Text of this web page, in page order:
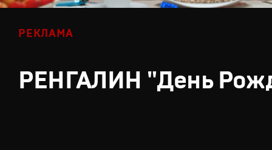
РЕКЛАМА
РЕНГАЛИН "День